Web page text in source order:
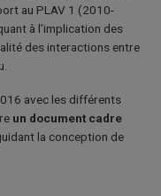
au PLAV 1 (2010-
à l’implication des
des interactions entre
avec les différents
un document cadre
la conception de